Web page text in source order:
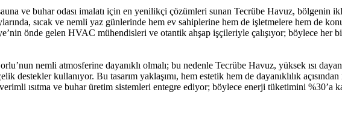
ve buhar odası imalatı için en yenilikçi çözümleri sunan Tecrübe Havuz, bölgenin
sıcak ve nemli yaz günlerinde hem ev sahiplerine hem de işletmelere hem de
önde gelen HVAC mühendisleri ve otantik ahşap işçileriyle çalışıyor; böylece her
nemli atmosferine dayanıklı olmalı; bu nedenle Tecrübe Havuz, yüksek ısı
destekler kullanıyor. Bu tasarım yaklaşımı, hem estetik hem de dayanıklılık
ısıtma ve buhar üretim sistemleri entegre ediyor; böylece enerji tüketimini %30’a